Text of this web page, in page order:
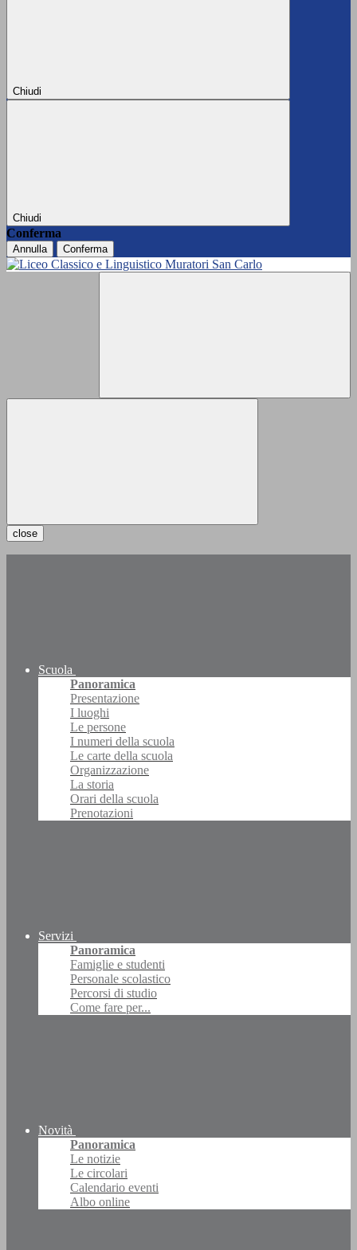
Chiudi
Chiudi
Conferma
Annulla Conferma
close
Scuola
Panoramica
Presentazione
I luoghi
Le persone
I numeri della scuola
Le carte della scuola
Organizzazione
La storia
Orari della scuola
Prenotazioni
Servizi
Panoramica
Famiglie e studenti
Personale scolastico
Percorsi di studio
Come fare per...
Novità
Panoramica
Le notizie
Le circolari
Calendario eventi
Albo online